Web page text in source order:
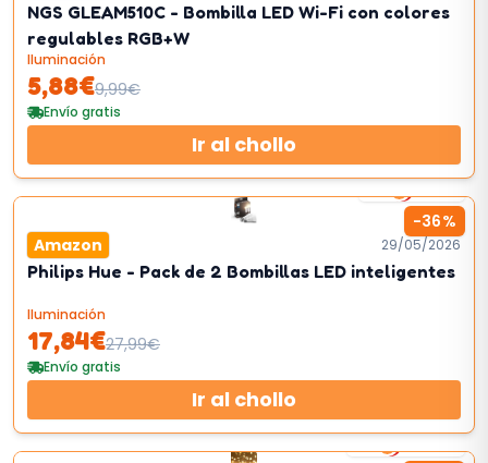
NGS GLEAM510C - Bombilla LED Wi-Fi con colores
regulables RGB+W
Iluminación
5,88€9,99€
Envío gratis
Ir al chollo
-36%
2km/h
Amazon 29/05/2026
Philips Hue - Pack de 2 Bombillas LED inteligentes
Iluminación
17,84€27,99€
Envío gratis
Ir al chollo
50km/h